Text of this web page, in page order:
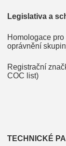
Legislativa a
Homologace
oprávnění
Registrační
COC list)
TECHNICKÉ